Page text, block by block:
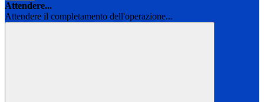
Attendere...
Attendere il completamento dell'operazione...